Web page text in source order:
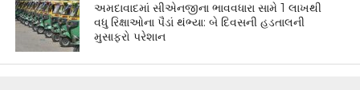
અમદાવાદમાં સીએનજીના ભાવવધારા સામે 1 લાખથી
વધુ રિક્ષાઓના પૈડાં થંભ્યા: બે દિવસની હડતાલની
મુસાફરો પરેશાન